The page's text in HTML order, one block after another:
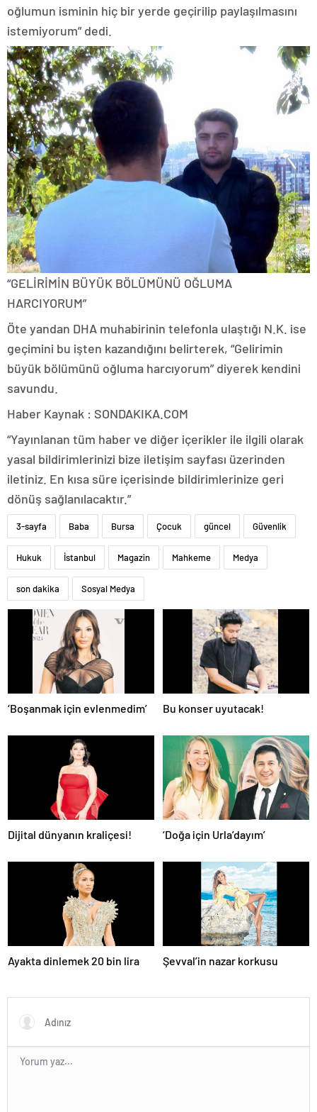
oğlumun isminin hiç bir yerde geçirilip paylaşılmasını
istemiyorum” dedi.
“GELİRİMİN BÜYÜK BÖLÜMÜNÜ OĞLUMA
HARCIYORUM”
Öte yandan DHA muhabirinin telefonla ulaştığı N.K. ise
geçimini bu işten kazandığını belirterek, “Gelirimin
büyük bölümünü oğluma harcıyorum” diyerek kendini
savundu.
Haber Kaynak : SONDAKIKA.COM
“Yayınlanan tüm haber ve diğer içerikler ile ilgili olarak
yasal bildirimlerinizi bize iletişim sayfası üzerinden
iletiniz. En kısa süre içerisinde bildirimlerinize geri
dönüş sağlanılacaktır.”
3-sayfa Baba Bursa Çocuk güncel Güvenlik
Hukuk İstanbul Magazin Mahkeme Medya
son dakika Sosyal Medya
‘Boşanmak için evlenmedim’ Bu konser uyutacak!
Dijital dünyanın kraliçesi! ‘Doğa için Urla’dayım’
Ayakta dinlemek 20 bin lira Şevval’in nazar korkusu